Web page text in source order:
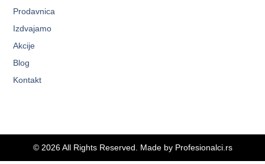
Prodavnica
Izdvajamo
Akcije
Blog
Kontakt
© 2026 All Rights Reserved. Made by Profesionalci.rs